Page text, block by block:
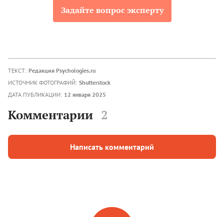
Задайте вопрос эксперту
ТЕКСТ: Редакция Psychologies.ru
ИСТОЧНИК ФОТОГРАФИЙ: Shutterstock
ДАТА ПУБЛИКАЦИИ: 12 января 2025
Комментарии 2
Написать комментарий